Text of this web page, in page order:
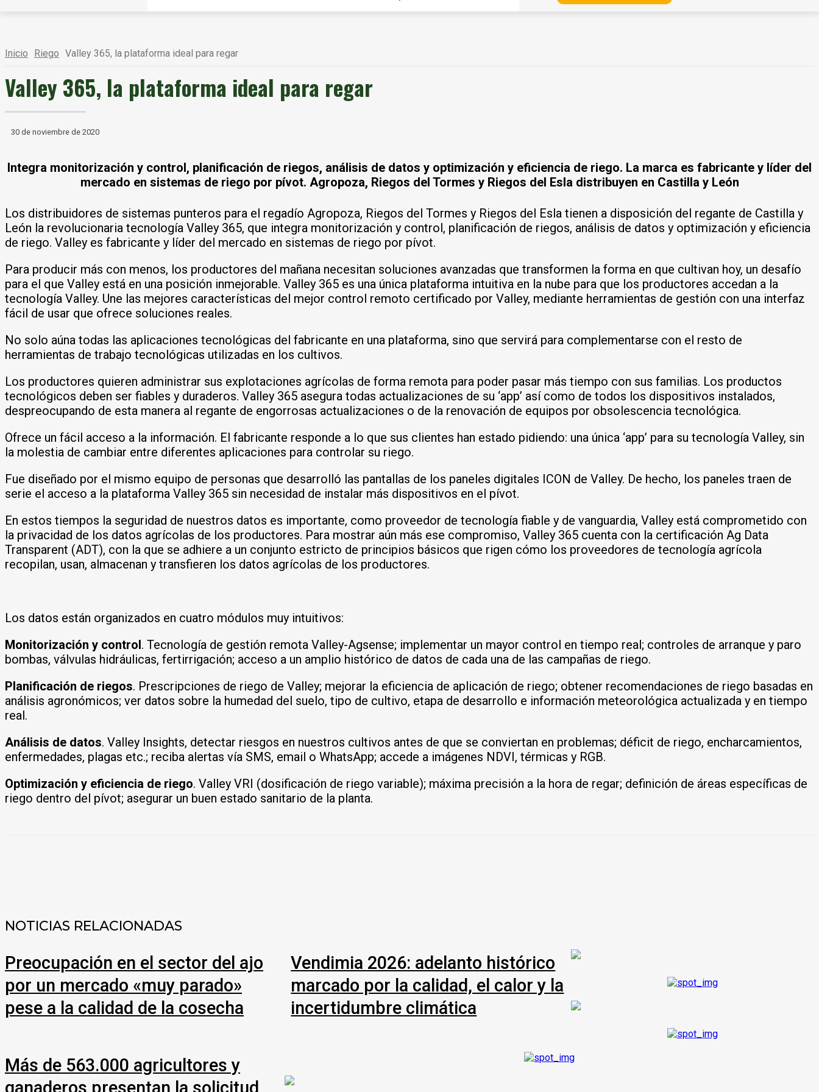
Inicio Riego Valley 365, la plataforma ideal para regar
Valley 365, la plataforma ideal para regar
30 de noviembre de 2020
Integra monitorización y control, planificación de riegos, análisis de datos y optimización y eficiencia de riego. La marca es fabricante y líder del
mercado en sistemas de riego por pívot. Agropoza, Riegos del Tormes y Riegos del Esla distribuyen en Castilla y León
Los distribuidores de sistemas punteros para el regadío Agropoza, Riegos del Tormes y Riegos del Esla tienen a disposición del regante de Castilla y
León la revolucionaria tecnología Valley 365, que integra monitorización y control, planificación de riegos, análisis de datos y optimización y eficiencia
de riego. Valley es fabricante y líder del mercado en sistemas de riego por pívot.
Para producir más con menos, los productores del mañana necesitan soluciones avanzadas que transformen la forma en que cultivan hoy, un desafío
para el que Valley está en una posición inmejorable. Valley 365 es una única plataforma intuitiva en la nube para que los productores accedan a la
tecnología Valley. Une las mejores características del mejor control remoto certificado por Valley, mediante herramientas de gestión con una interfaz
fácil de usar que ofrece soluciones reales.
No solo aúna todas las aplicaciones tecnológicas del fabricante en una plataforma, sino que servirá para complementarse con el resto de
herramientas de trabajo tecnológicas utilizadas en los cultivos.
Los productores quieren administrar sus explotaciones agrícolas de forma remota para poder pasar más tiempo con sus familias. Los productos
tecnológicos deben ser fiables y duraderos. Valley 365 asegura todas actualizaciones de su ‘app’ así como de todos los dispositivos instalados,
despreocupando de esta manera al regante de engorrosas actualizaciones o de la renovación de equipos por obsolescencia tecnológica.
Ofrece un fácil acceso a la información. El fabricante responde a lo que sus clientes han estado pidiendo: una única ‘app’ para su tecnología Valley, sin
la molestia de cambiar entre diferentes aplicaciones para controlar su riego.
Fue diseñado por el mismo equipo de personas que desarrolló las pantallas de los paneles digitales ICON de Valley. De hecho, los paneles traen de
serie el acceso a la plataforma Valley 365 sin necesidad de instalar más dispositivos en el pívot.
En estos tiempos la seguridad de nuestros datos es importante, como proveedor de tecnología fiable y de vanguardia, Valley está comprometido con
la privacidad de los datos agrícolas de los productores. Para mostrar aún más ese compromiso, Valley 365 cuenta con la certificación Ag Data
Transparent (ADT), con la que se adhiere a un conjunto estricto de principios básicos que rigen cómo los proveedores de tecnología agrícola
recopilan, usan, almacenan y transfieren los datos agrícolas de los productores.
Los datos están organizados en cuatro módulos muy intuitivos:
Monitorización y control. Tecnología de gestión remota Valley-Agsense; implementar un mayor control en tiempo real; controles de arranque y paro
bombas, válvulas hidráulicas, fertirrigación; acceso a un amplio histórico de datos de cada una de las campañas de riego.
Planificación de riegos. Prescripciones de riego de Valley; mejorar la eficiencia de aplicación de riego; obtener recomendaciones de riego basadas en
análisis agronómicos; ver datos sobre la humedad del suelo, tipo de cultivo, etapa de desarrollo e información meteorológica actualizada y en tiempo
real.
Análisis de datos. Valley Insights, detectar riesgos en nuestros cultivos antes de que se conviertan en problemas; déficit de riego, encharcamientos,
enfermedades, plagas etc.; reciba alertas vía SMS, email o WhatsApp; accede a imágenes NDVI, térmicas y RGB.
Optimización y eficiencia de riego. Valley VRI (dosificación de riego variable); máxima precisión a la hora de regar; definición de áreas específicas de
riego dentro del pívot; asegurar un buen estado sanitario de la planta.
NOTICIAS RELACIONADAS
Preocupación en el sector del ajo
por un mercado «muy parado»
pese a la calidad de la cosecha
Vendimia 2026: adelanto histórico
marcado por la calidad, el calor y la
incertidumbre climática
Más de 563.000 agricultores y